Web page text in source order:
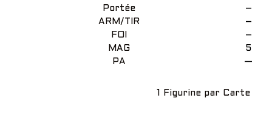
Portée
ARM/TIR
FOI
MAG
PA
–
–
–
5
—
1 Figurine par Carte